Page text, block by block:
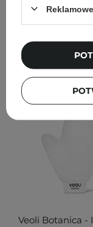
DODAJ DO
Veoli Botanica -